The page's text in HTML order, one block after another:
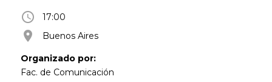
access_time 17:00
room Buenos Aires
Organizado por:
Fac. de Comunicación